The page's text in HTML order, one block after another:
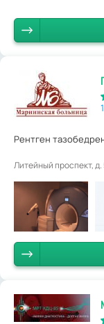
Рентген
Литейный проспект, д.